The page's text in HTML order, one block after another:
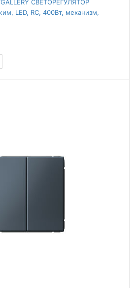
СВЕТОРЕГУЛЯТОР
LED, RC, 400Вт, механизм,